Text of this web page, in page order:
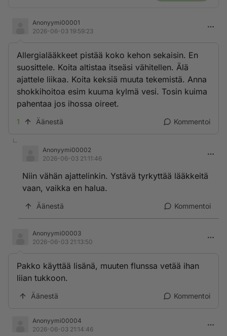
Anonyymi00001
2026-06-03 19:59:23
Allergialääkkeet pistää koko kehon sekaisin. En
suosittele. Koita altistaa itseäsi vähitellen. Älä
ajattele liikaa. Koita keksiä muuta tekemistä. Anna
shokkihoitoa esim kuuma kylmä vesi. Tosin kuima
pahentaa jos ihossa oireet.
1 Äänestä Kommentoi
Anonyymi00002
2026-06-03 21:11:46
Niin vähän ajattelinkin. Ystävä tyrkyttää lääkkeitä
vaan, vaikka en halua.
Äänestä Kommentoi
Anonyymi00003
2026-06-03 21:13:50
Pakko käyttää lisänä, muuten flunssa vetää ihan
liian tukkoon.
Äänestä Kommentoi
Anonyymi00004
2026-06-03 21:14:46